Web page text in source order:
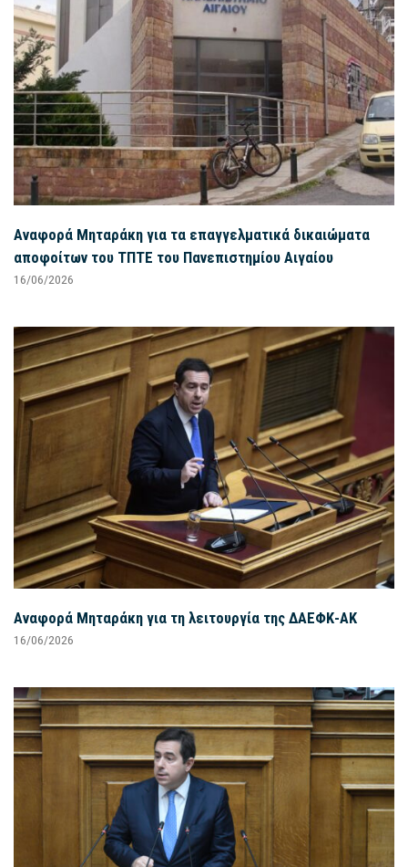
Αναφορά Μηταράκη για τα επαγγελματικά δικαιώματα
αποφοίτων του ΤΠΤΕ του Πανεπιστημίου Αιγαίου
16/06/2026
Αναφορά Μηταράκη για τη λειτουργία της ΔΑΕΦΚ-ΑΚ
16/06/2026